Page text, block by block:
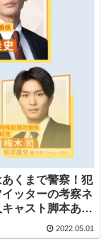
あくまで警察！犯
ッターの考察ネ
ャスト脚本あら
2022.05.01